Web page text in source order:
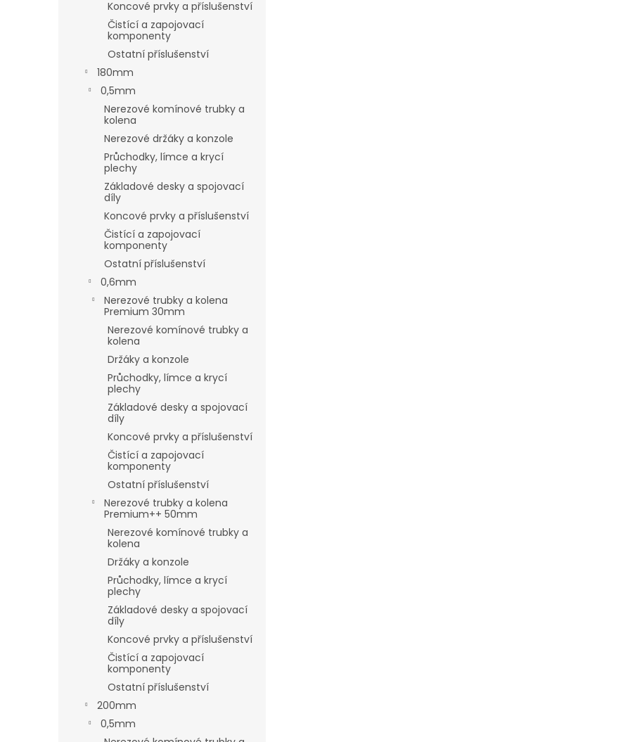
Koncové prvky a příslušenství
Čistící a zapojovací
komponenty
Ostatní příslušenství
180mm
0,5mm
Nerezové komínové trubky a
kolena
Nerezové držáky a konzole
Průchodky, límce a krycí
plechy
Základové desky a spojovací
díly
Koncové prvky a příslušenství
Čistící a zapojovací
komponenty
Ostatní příslušenství
0,6mm
Nerezové trubky a kolena
Premium 30mm
Nerezové komínové trubky a
kolena
Držáky a konzole
Průchodky, límce a krycí
plechy
Základové desky a spojovací
díly
Koncové prvky a příslušenství
Čistící a zapojovací
komponenty
Ostatní příslušenství
Nerezové trubky a kolena
Premium++ 50mm
Nerezové komínové trubky a
kolena
Držáky a konzole
Průchodky, límce a krycí
plechy
Základové desky a spojovací
díly
Koncové prvky a příslušenství
Čistící a zapojovací
komponenty
Ostatní příslušenství
200mm
0,5mm